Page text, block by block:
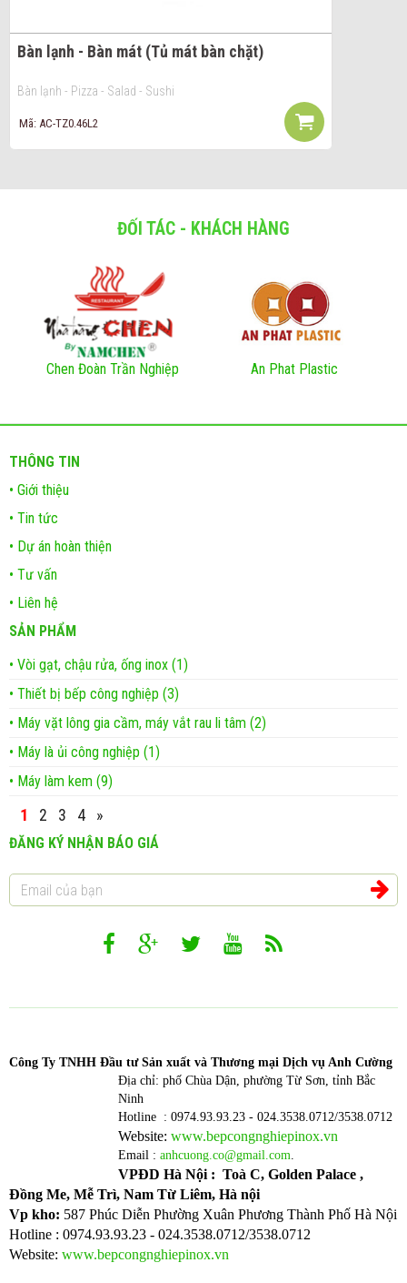
Bàn lạnh - Bàn mát (Tủ mát bàn chặt)
Bàn lạnh - Pizza - Salad - Sushi
Mã: AC-TZ0.46L2
ĐỐI TÁC - KHÁCH HÀNG
Chen Đoàn Trần Nghiệp An Phat Plastic
THÔNG TIN
• Giới thiệu
• Tin tức
• Dự án hoàn thiện
• Tư vấn
• Liên hệ
SẢN PHẨM
• Vòi gạt, chậu rửa, ống inox (1)
• Thiết bị bếp công nghiệp (3)
• Máy vặt lông gia cầm, máy vắt rau li tâm (2)
• Máy là ủi công nghiệp (1)
• Máy làm kem (9)
1 2 3 4 »
ĐĂNG KÝ NHẬN BÁO GIÁ
Công Ty TNHH Đầu tư Sản xuất và Thương mại Dịch vụ Anh Cường
Địa chỉ: phố Chùa Dận, phường Từ Sơn, tỉnh Bắc
Ninh
Hotline : 0974.93.93.23 - 024.3538.0712/3538.0712
Website: www.bepcongnghiepinox.vn
Email : anhcuong.co@gmail.com.
VPĐD Hà Nội : Toà C, Golden Palace ,
Đồng Me, Mễ Trì, Nam Từ Liêm, Hà nội
Vp kho: 587 Phúc Diễn Phường Xuân Phương Thành Phố Hà Nội
Hotline : 0974.93.93.23 - 024.3538.0712/3538.0712
Website: www.bepcongnghiepinox.vn